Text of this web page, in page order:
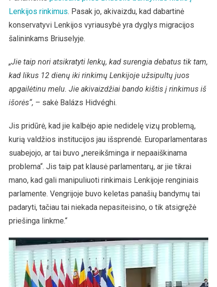
Lenkijos rinkimus. Pasak jo, akivaizdu, kad dabartinė
konservatyvi Lenkijos vyriausybė yra dyglys migracijos
šalininkams Briuselyje.
„Jie taip nori atsikratyti lenkų, kad surengia debatus tik tam,
kad likus 12 dienų iki rinkimų Lenkijoje užsipultų juos
apgailėtinu melu. Jie akivaizdžiai bando kištis į rinkimus iš
išorės“, – sakė Balázs Hidvéghi.
Jis pridūrė, kad jie kalbėjo apie nedidelę vizų problemą,
kurią valdžios institucijos jau išsprendė. Europarlamentaras
suabejojo, ar tai buvo „nereikšminga ir nepaaiškinama
problema“. Jis taip pat klausė parlamentarų, ar jie tikrai
mano, kad gali manipuliuoti rinkimais Lenkijoje renginiais
parlamente. Vengrijoje buvo keletas panašių bandymų tai
padaryti, tačiau tai niekada nepasiteisino, o tik atsigręžė
priešinga linkme.“